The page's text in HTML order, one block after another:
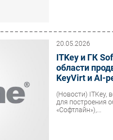
20.05.2026
ITKey и ГК
области
KeyVirt и AI-
(Новости) ITKey,
для построения
«Софтлайн»),...